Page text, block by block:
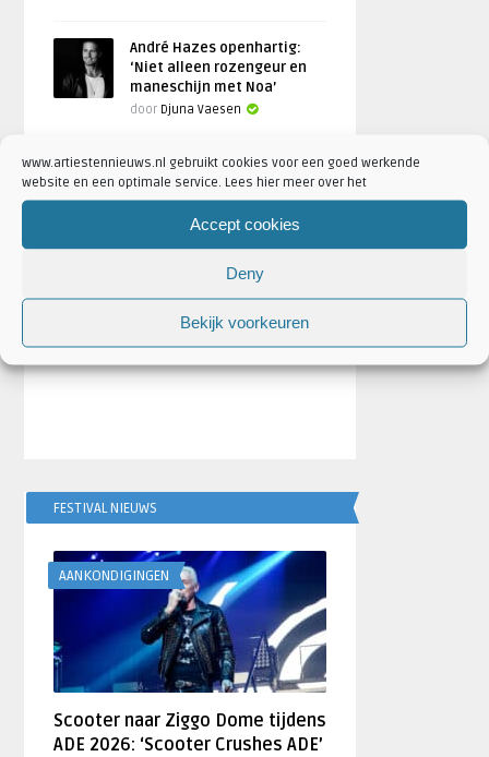
www.artiestennieuws.nl gebruikt cookies voor een goed werkende
website en een optimale service. Lees hier meer over het
Accept cookies
Deny
Bekijk voorkeuren
André Hazes openhartig:
‘Niet alleen rozengeur en
maneschijn met Noa’
door Djuna Vaesen
FESTIVAL NIEUWS
AANKONDIGINGEN
Scooter naar Ziggo Dome tijdens
ADE 2026: ‘Scooter Crushes ADE’